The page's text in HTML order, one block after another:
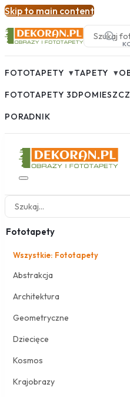
Skip to main content
FOTOTAPETY ▾TAPETY ▾
FOTOTAPETY 3D
PORADNIK
Fototapety
Wszystkie: Fototapety
Abstrakcja
Architektura
Geometryczne
Dziecięce
Kosmos
Krajobrazy